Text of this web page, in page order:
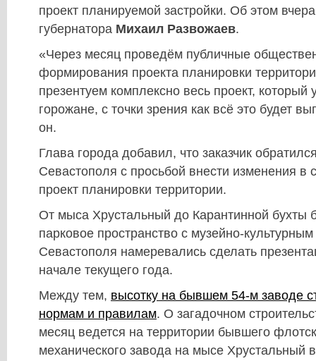
проект планируемой застройки. Об этом
губернатора Михаил Развожаев.
«Через месяц проведём публичные
формирования проекта планировки
презентуем комплексно весь проект,
горожане, с точки зрения как всё это будет
он.
Глава города добавил, что заказчик
Севастополя с просьбой внести изменения
проект планировки территории.
От мыса Хрустальный до Карантинной бухты
парковое пространство с музейно-
Севастополя намеревались сделать
начале текущего года.
Между тем, высотку на бывшем 54-м заводе
нормам и правилам. О загадочном
месяц ведется на территории бывшего
механического завода на мысе Хрустальный